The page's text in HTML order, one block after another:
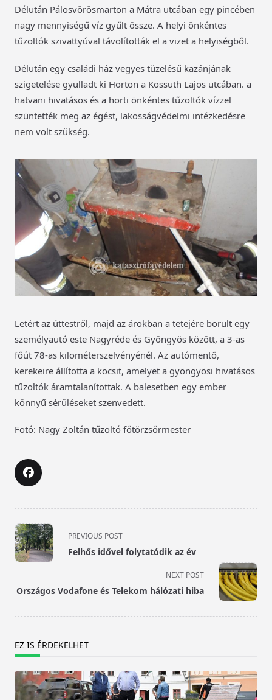
Délután Pálosvörösmarton a Mátra utcában egy pincében
nagy mennyiségű víz gyűlt össze. A helyi önkéntes
tűzoltók szivattyúval távolították el a vizet a helyiségből.
Délután egy családi ház vegyes tüzelésű kazánjának
szigetelése gyulladt ki Horton a Kossuth Lajos utcában. a
hatvani hivatásos és a horti önkéntes tűzoltók vízzel
szüntették meg az égést, lakosságvédelmi intézkedésre
nem volt szükség.
Letért az úttestről, majd az árokban a tetejére borult egy
személyautó este Nagyréde és Gyöngyös között, a 3-as
főút 78-as kilométerszelvényénél. Az autómentő,
kerekeire állította a kocsit, amelyet a gyöngyösi hivatásos
tűzoltók áramtalanítottak. A balesetben egy ember
könnyű sérüléseket szenvedett.
Fotó: Nagy Zoltán tűzoltó főtörzsőrmester
<span
class="nav-
subtitle
reader-
PREVIOUS POST
Felhős idővel folytatódik az év
NEXT POST
Országos Vodafone és Telekom hálózati hiba
EZ IS ÉRDEKELHET